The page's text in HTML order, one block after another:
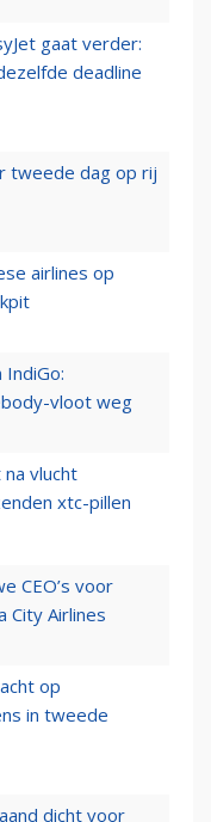
gaat verder:
deadline
tweede dag op rij
airlines op
vloot weg
vlucht
xtc-pillen
CEO’s voor
City Airlines
op
in tweede
dicht voor